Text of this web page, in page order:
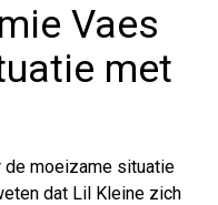
Vaes
met
de moeizame situatie
dat Lil Kleine zich